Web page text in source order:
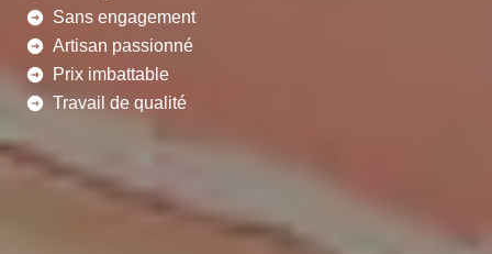
Sans engagement
Artisan passionné
Prix imbattable
Travail de qualité